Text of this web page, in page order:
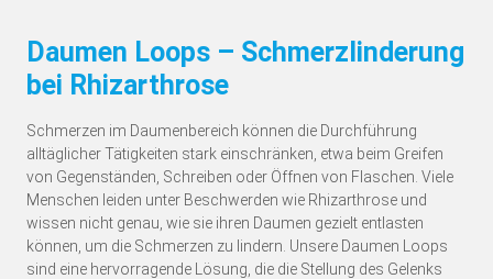
Daumen Loops – Schmerzlinderung
bei Rhizarthrose
Schmerzen im Daumenbereich können die Durchführung
alltäglicher Tätigkeiten stark einschränken, etwa beim Greifen
von Gegenständen, Schreiben oder Öffnen von Flaschen. Viele
Menschen leiden unter Beschwerden wie Rhizarthrose und
wissen nicht genau, wie sie ihren Daumen gezielt entlasten
können, um die Schmerzen zu lindern. Unsere Daumen Loops
sind eine hervorragende Lösung, die die Stellung des Gelenks